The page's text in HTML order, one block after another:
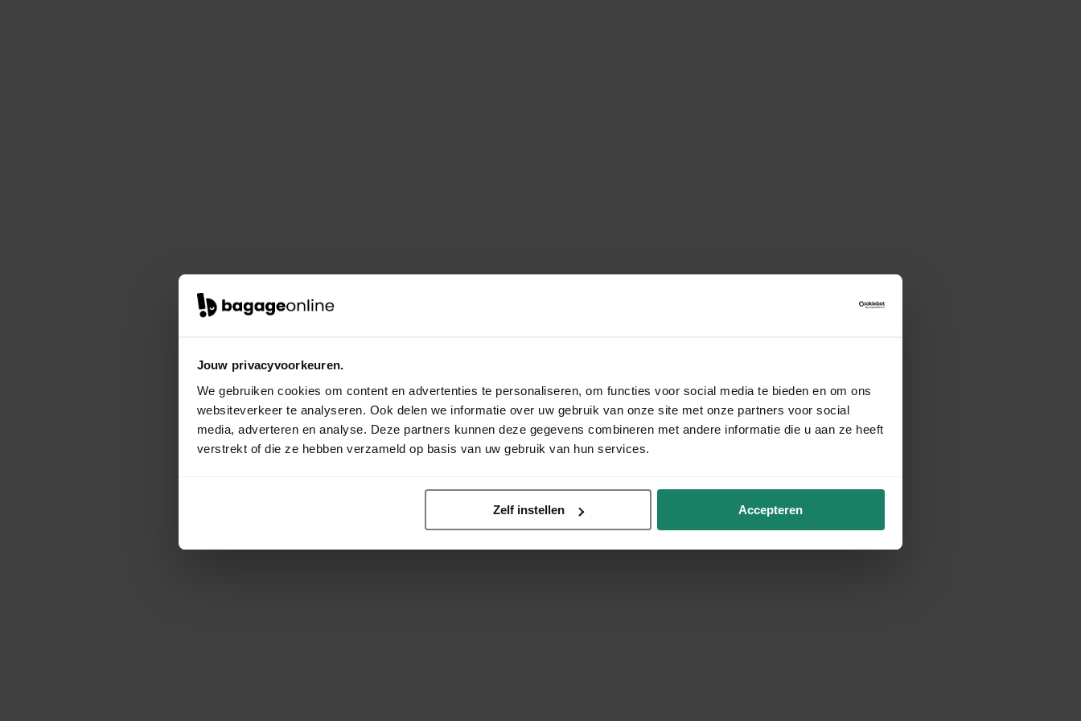
Jouw privacyvoorkeuren.
We gebruiken cookies om content en advertenties te personaliseren, om functies voor social media te bieden en om ons
websiteverkeer te analyseren. Ook delen we informatie over uw gebruik van onze site met onze partners voor social
media, adverteren en analyse. Deze partners kunnen deze gegevens combineren met andere informatie die u aan ze heeft
verstrekt of die ze hebben verzameld op basis van uw gebruik van hun services.
Zelf instellen Accepteren